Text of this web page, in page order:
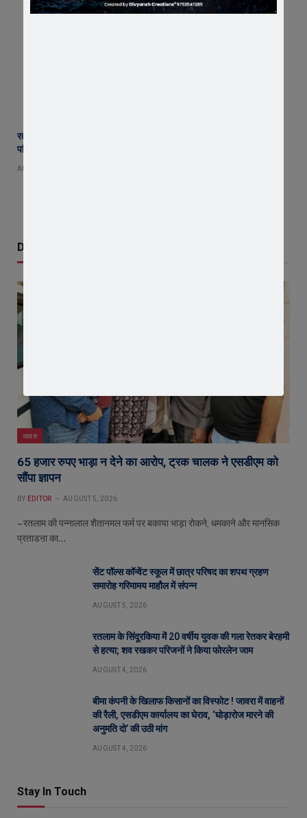
रतलाम के सिंदूरकिया में 20 वर्षीय युवक की गला रेतकर बेरहमी से हत्या; शव रखकर
परिजनों ने किया फोरलेन जाम
AUGUST 4, 2026
Don't Miss
जावरा
65 हजार रुपए भाड़ा न देने का आरोप, ट्रक चालक ने एसडीएम को
सौंपा ज्ञापन
BY EDITOR AUGUST 5, 2026
– रतलाम की पन्नालाल शैतानमल फर्म पर बकाया भाड़ा रोकने, धमकाने और मानसिक
प्रताडऩा का…
सेंट पॉल्स कॉन्वेंट स्कूल में छात्र परिषद का शपथ ग्रहण
समारोह गरिमामय माहौल में संपन्न
AUGUST 5, 2026
रतलाम के सिंदूरकिया में 20 वर्षीय युवक की गला रेतकर बेरहमी
से हत्या; शव रखकर परिजनों ने किया फोरलेन जाम
AUGUST 4, 2026
बीमा कंपनी के खिलाफ किसानों का विस्फोट ! जावरा में वाहनों
की रैली, एसडीएम कार्यालय का घेराव, ‘घोड़ारोज मारने की
अनुमति दो’ की उठी मांग
AUGUST 4, 2026
Stay In Touch